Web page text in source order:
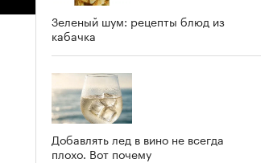
Зеленый шум: рецепты блюд из
кабачка
Добавлять лед в вино не всегда
плохо. Вот почему